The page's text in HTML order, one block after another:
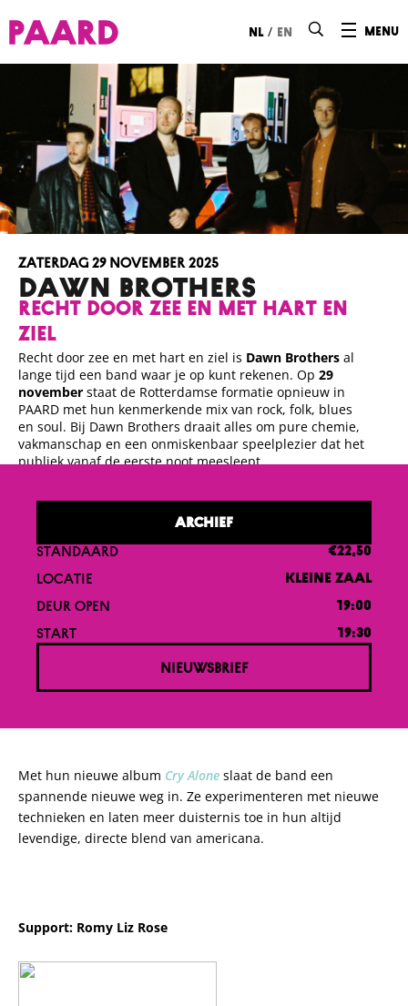
menu
nl / en
DAWN BROTHERS
Recht door zee en met hart en
ziel
zaterdag 29 november 2025
Recht door zee en met hart en ziel is Dawn Brothers al
lange tijd een band waar je op kunt rekenen. Op 29
november staat de Rotterdamse formatie opnieuw in
PAARD met hun kenmerkende mix van rock, folk, blues
en soul. Bij Dawn Brothers draait alles om pure chemie,
vakmanschap en een onmiskenbaar speelplezier dat het
publiek vanaf de eerste noot meesleept.
ARCHIEF
STANDAARD €22,50
LOCATIE KLEINE ZAAL
DEUR OPEN 19:00
START 19:30
NIEUWSBRIEF
Met hun nieuwe album Cry Alone slaat de band een
spannende nieuwe weg in. Ze experimenteren met nieuwe
technieken en laten meer duisternis toe in hun altijd
levendige, directe blend van americana.
Support: Romy Liz Rose